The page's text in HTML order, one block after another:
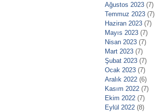
Ağustos 2023 (7)
Temmuz 2023 (7)
Haziran 2023 (7)
Mayıs 2023 (7)
Nisan 2023 (7)
Mart 2023 (7)
Şubat 2023 (7)
Ocak 2023 (7)
Aralık 2022 (6)
Kasım 2022 (7)
Ekim 2022 (7)
Eylül 2022 (8)